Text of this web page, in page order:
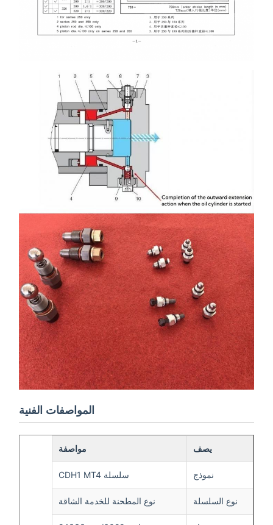
المواصفات الفنية
مواصفة
نموذج سلسلة CDH1 MT4
نوع السلسلة نوع المطحنة للخدمة الشاقة